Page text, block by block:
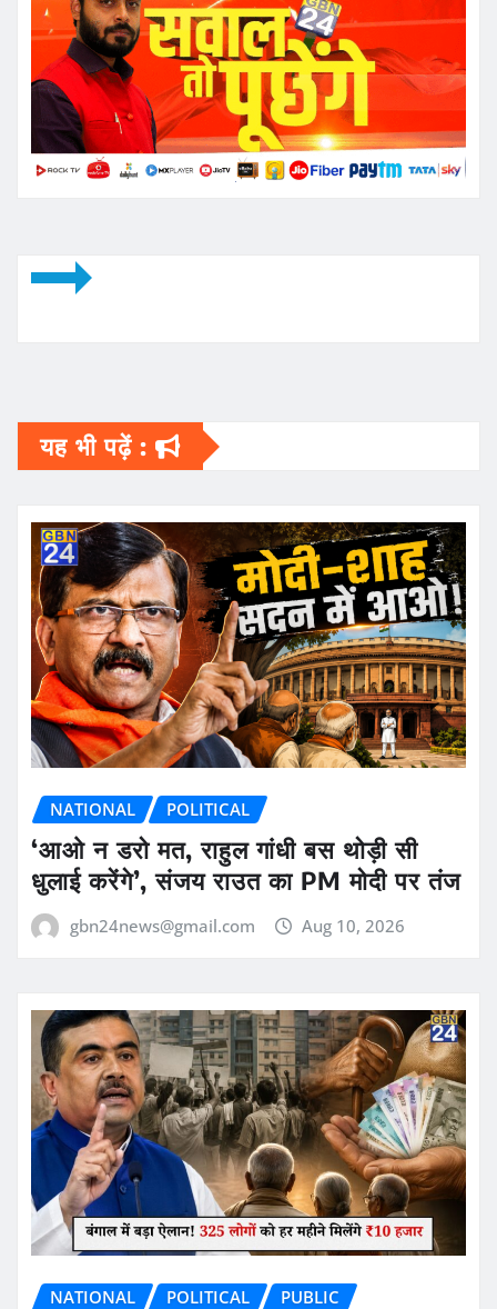
यह भी पढ़ें :
NATIONAL POLITICAL
‘आओ न डरो मत, राहुल गांधी बस थोड़ी सी
धुलाई करेंगे’, संजय राउत का PM मोदी पर तंज
gbn24news@gmail.com Aug 10, 2026
NATIONAL POLITICAL PUBLIC